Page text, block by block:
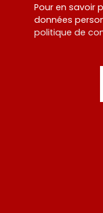
Pour en savoir
données
politique de